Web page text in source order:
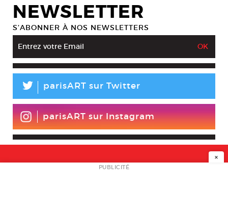
NEWSLETTER
S’ABONNER À NOS NEWSLETTERS
L parisART sur Twitter
parisART sur Instagram
NEWSLETTER
×
PUBLICITÉ